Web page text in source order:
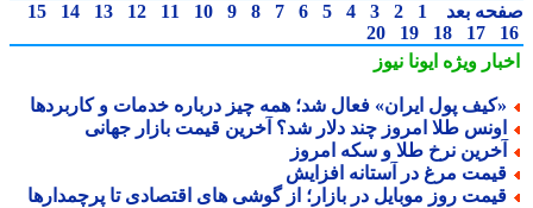
بعد 1
2
3
4
5
6
7
8
9
10
11
12
13
14
15
17
18
19
20
ویژهایونا نیوز
پول ایران» فعال شد؛ همه چیز درباره خدمات و کاربردها
طلا امروز چند دلار شد؟ آخرین قیمت بازار جهانی
نرخ طلا و سکه امروز
مرغ در آستانه افزایش
روز موبایل در بازار؛ از گوشی های اقتصادی تا پرچمدارها